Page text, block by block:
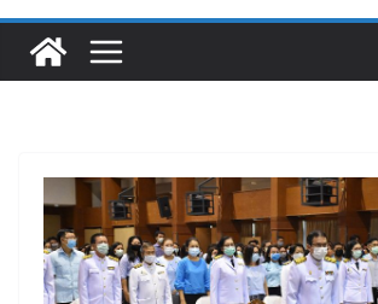
๑,๙๗๒ ชุด โดยวิธีเฉพาะเจาะจง